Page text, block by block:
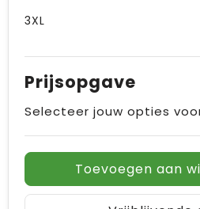
3XL
Prijsopgave
Selecteer jouw opties
Toevoegen aan